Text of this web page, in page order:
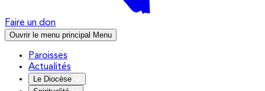
Faire un don
Ouvrir le menu principal Menu
Paroisses
Actualités
Le Diocèse